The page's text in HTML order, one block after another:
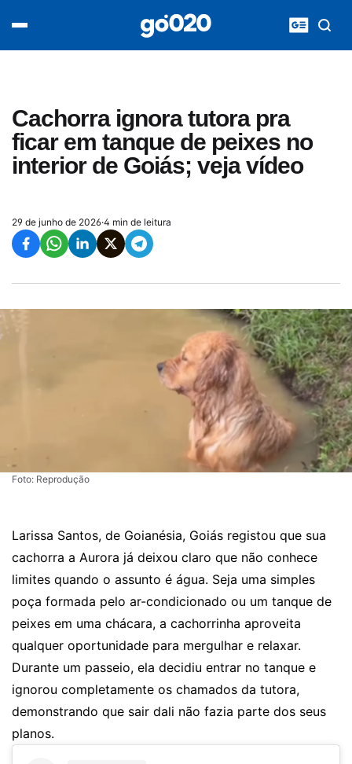
Cachorra ignora tutora pra
ficar em tanque de peixes no
interior de Goiás; veja vídeo
29 de junho de 2026·4 min de leitura
Foto: Reprodução
Larissa Santos, de Goianésia, Goiás registou que sua
cachorra a Aurora já deixou claro que não conhece
limites quando o assunto é água. Seja uma simples
poça formada pelo ar-condicionado ou um tanque de
peixes em uma chácara, a cachorrinha aproveita
qualquer oportunidade para mergulhar e relaxar.
Durante um passeio, ela decidiu entrar no tanque e
ignorou completamente os chamados da tutora,
demonstrando que sair dali não fazia parte dos seus
planos.
acontece agora
entretenimento
vídeos
pod020